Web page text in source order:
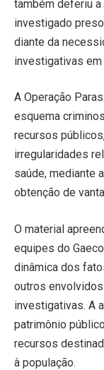
também deferiu
investigado
diante da
investigativas em
A Operação
esquema
recursos
irregularidades
saúde, mediante
obtenção de
O material
equipes do
dinâmica dos
outros
investigativas. A
patrimônio
recursos
à população.